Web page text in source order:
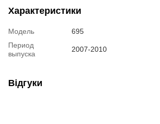
Характеристики
Модель
695
Период
выпуска
2007-2010
Відгуки